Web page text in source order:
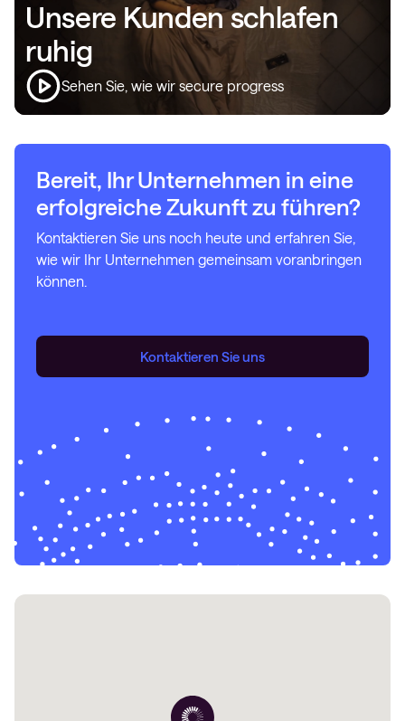
Unsere Kunden schlafen
ruhig
Sehen Sie, wie wir secure progress
Bereit, Ihr Unternehmen in eine
erfolgreiche Zukunft zu führen?
Kontaktieren Sie uns noch heute und erfahren Sie,
wie wir Ihr Unternehmen gemeinsam voranbringen
können.
Kontaktieren Sie uns